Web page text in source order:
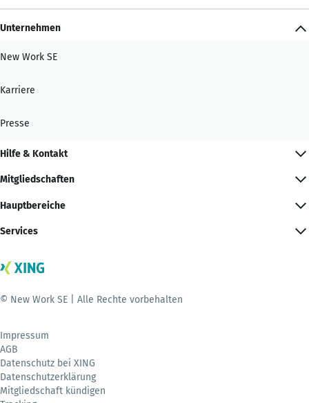
Unternehmen
New Work SE
Karriere
Presse
Hilfe & Kontakt
Mitgliedschaften
Hauptbereiche
Services
© New Work SE | Alle Rechte vorbehalten
Impressum
AGB
Datenschutz bei XING
Datenschutzerklärung
Mitgliedschaft kündigen